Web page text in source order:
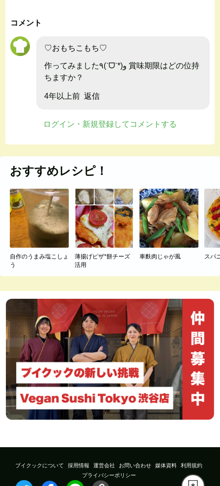
コメント
♡おもちこもち♡
作ってみました٩(ˊᗜˋ*)و 賞味期限はどの位持
ちますか？
4年以上前 返信
ログイン・新規登録してコメントする
おすすめレシピ！
自作のうまみ塩こしょ
う
薄揚げピザ*餅チーズ
活用
車麩肉じゃが風 スパ
ブイクックについて 採用情報 運営会社 お問い合わせ 媒体資料
利用規約
プライバシーポリシー